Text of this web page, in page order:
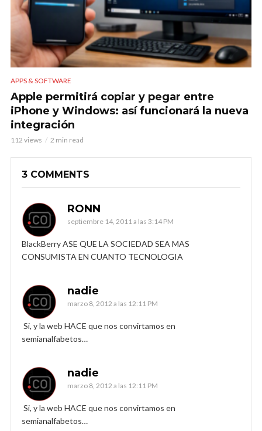
APPS & SOFTWARE
Apple permitirá copiar y pegar entre
iPhone y Windows: así funcionará la nueva
integración
112 views 2 min read
3 COMMENTS
RONN
septiembre 14, 2011 a las 3:14 PM
BlackBerry ASE QUE LA SOCIEDAD SEA MAS
CONSUMISTA EN CUANTO TECNOLOGIA
nadie
marzo 8, 2012 a las 12:11 PM
Si, y la web HACE que nos convirtamos en
semianalfabetos…
nadie
marzo 8, 2012 a las 12:11 PM
Si, y la web HACE que nos convirtamos en
semianalfabetos…